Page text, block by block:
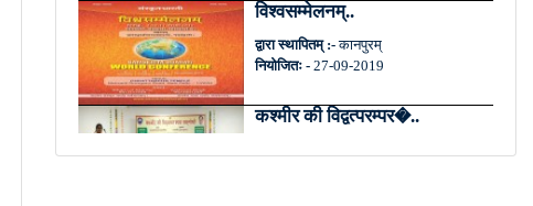
विश्वसम्मेलनम्..
द्वारा स्थापितम् :-कानपुरम्
नियोजितः -27-09-2019
कश्मीर की विद्वत्परम्पर�..